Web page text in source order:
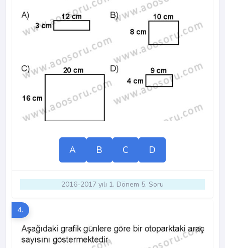
A B C D
2016-2017 yılı 1. Dönem 5. Soru
4.